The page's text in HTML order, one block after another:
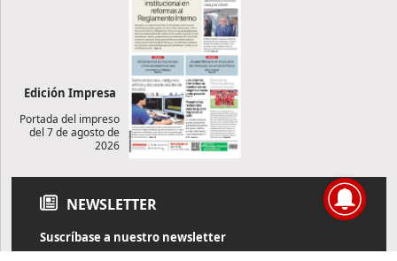
Edición Impresa
Portada del impreso
del 7 de agosto de
2026
NEWSLETTER
Suscríbase a nuestro newsletter
Reciba diariamente información de actualidad directamente en